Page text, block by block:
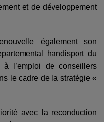
et de développement
également son
handisport du
l’emploi de conseillers
le cadre de la stratégie «
avec la reconduction